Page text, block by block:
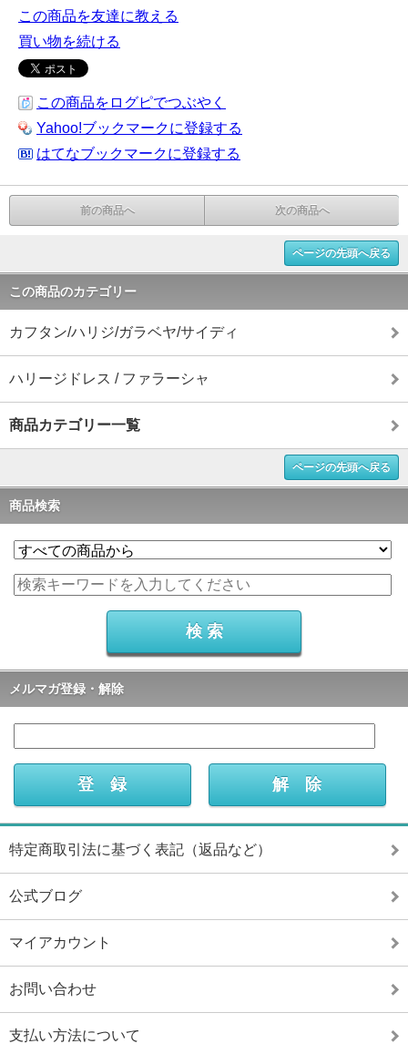
この商品を友達に教える
買い物を続ける
この商品をログピでつぶやく
Yahoo!ブックマークに登録する
はてなブックマークに登録する
前の商品へ 次の商品へ
ページの先頭へ戻る
この商品のカテゴリー
カフタン/ハリジ/ガラベヤ/サイディ
ハリージドレス / ファラーシャ
商品カテゴリー一覧
ページの先頭へ戻る
商品検索
メルマガ登録・解除
特定商取引法に基づく表記（返品など）
公式ブログ
マイアカウント
お問い合わせ
支払い方法について